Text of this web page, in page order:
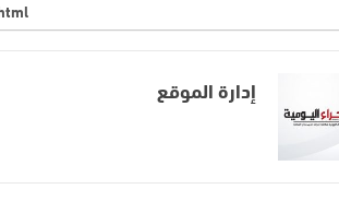
إدارة الموقع